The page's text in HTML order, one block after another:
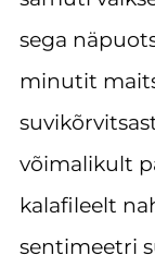
sega
minutit
võimalikult
kalafileelt
sentimeetri